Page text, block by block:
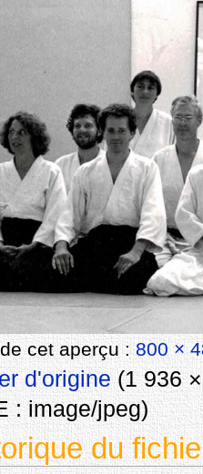
cet aperçu :800 ×
d'origine‎(1 936
:image/jpeg)
du